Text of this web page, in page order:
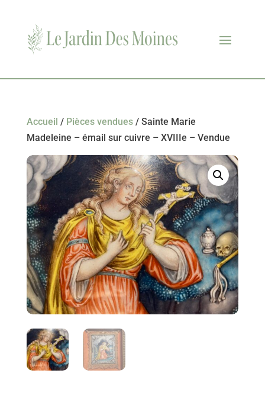
Accueil / Pièces vendues/ Sainte Marie
Madeleine – émail sur cuivre – XVIIIe – Vendue